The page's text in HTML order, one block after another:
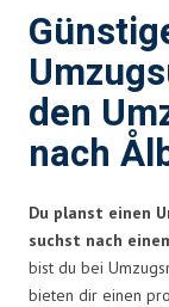
den
nach
Du planst einen
suchst nach
bist du bei
bieten dir einen